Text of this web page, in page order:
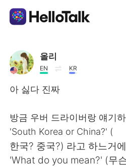
Ứng dụng trao đổi ngôn
AI Grammar Checker
English 简体中文
올리
EN KR
아 싫다 진짜
방금 우버 드라이버랑 얘기
'South Korea or China?' (
한국? 중국?) 라고 하느거
'What do you mean?' (무